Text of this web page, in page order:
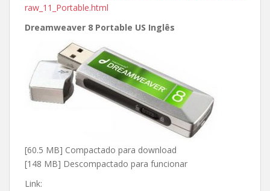
raw_11_Portable.html
Dreamweaver 8 Portable US Inglês
[60.5 MB] Compactado para download
[148 MB] Descompactado para funcionar
Link: